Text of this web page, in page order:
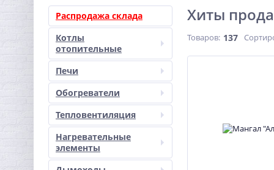
Распродажа склада
Котлы
отопительные
Печи
Обогреватели
Тепловентиляция
Нагревательные
элементы
Хиты
Товаров: 137